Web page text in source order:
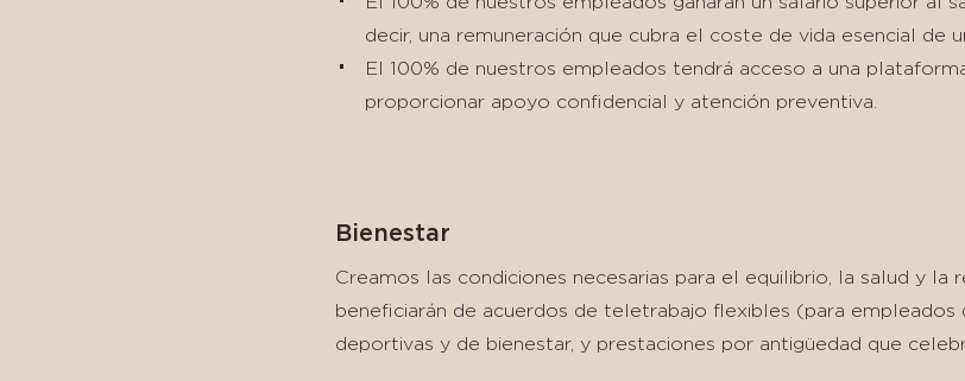
decir, una remuneración que cubra el coste de vida esencial de
El 100% de nuestros empleados tendrá acceso a una
proporcionar apoyo confidencial y atención preventiva.
Bienestar
Creamos las condiciones necesarias para el equilibrio, la salud y la
beneficiarán de acuerdos de teletrabajo flexibles (para empleados
deportivas y de bienestar, y prestaciones por antigüedad que